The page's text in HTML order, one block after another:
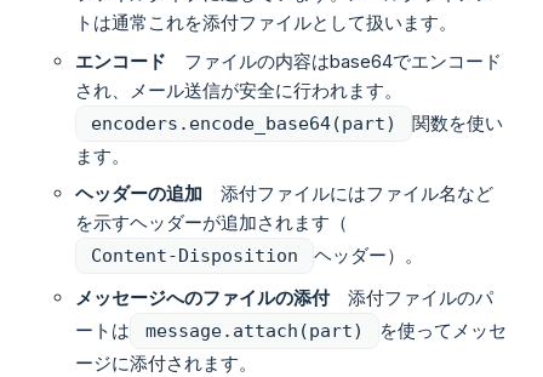
トは通常これを添付ファイルとして扱います。
エンコード ファイルの内容はbase64でエンコード
され、メール送信が安全に行われます。
encoders.encode_base64(part)
関数を使い
ます。
ヘッダーの追加 添付ファイルにはファイル名など
を示すヘッダーが追加されます（
Content-Disposition
ヘッダー）。
メッセージへのファイルの添付添付ファイルのパ
ートは
message.attach(part)
を使ってメッセ
ージに添付されます。